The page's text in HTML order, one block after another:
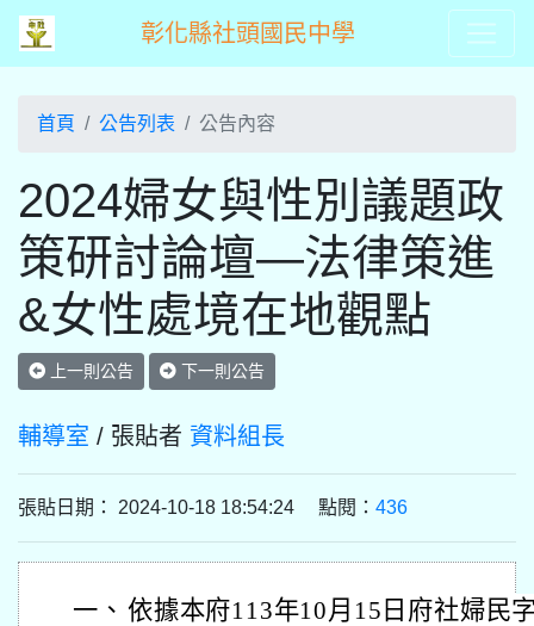
彰化縣社頭國民中學
首頁 公告列表 公告內容
2024婦女與性別議題政
策研討論壇—法律策進
&女性處境在地觀點
上一則公告 下一則公告
輔導室 / 張貼者 資料組長
張貼日期： 2024-10-18 18:54:24 點閱： 436
一、 依據本府113年10月15日府社婦民